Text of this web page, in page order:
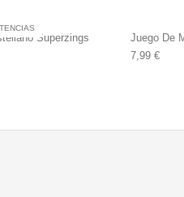
Superzings
Juego De
7,99 €